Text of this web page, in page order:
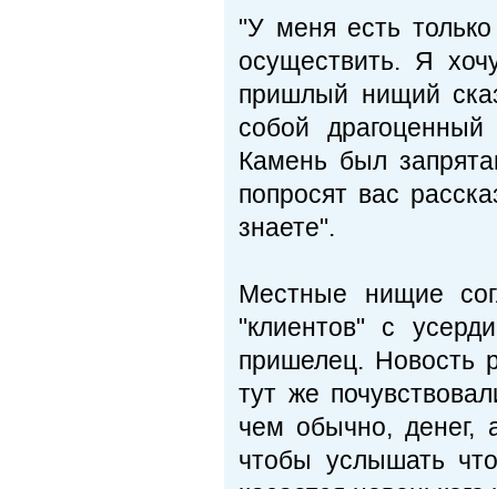
"У меня есть
осуществить. Я
пришлый нищий
собой
Камень был
попросят вас
знаете".
Местные нищие
"клиентов" с
пришелец. Новость
тут же
чем обычно, денег,
чтобы услышать